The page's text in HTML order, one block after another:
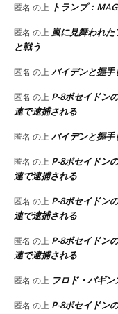
匿名 の上 トランプ：
匿名 の上 嵐に見舞われ
と戦う
匿名 の上バイデンと握手
匿名 の上 P-8ポセイドン
連で逮捕される
匿名 の上バイデンと握手
匿名 の上 P-8ポセイドン
連で逮捕される
匿名 の上 P-8ポセイドン
連で逮捕される
匿名 の上 P-8ポセイドン
連で逮捕される
匿名 の上 フロド・バギ
匿名 の上 P-8ポセイドン